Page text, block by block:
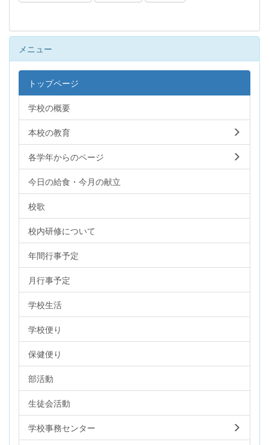
メニュー
トップページ
学校の概要
本校の教育
各学年からのページ
今日の給食・今月の献立
校歌
校内研修について
年間行事予定
月行事予定
学校生活
学校便り
保健便り
部活動
生徒会活動
学校事務センター